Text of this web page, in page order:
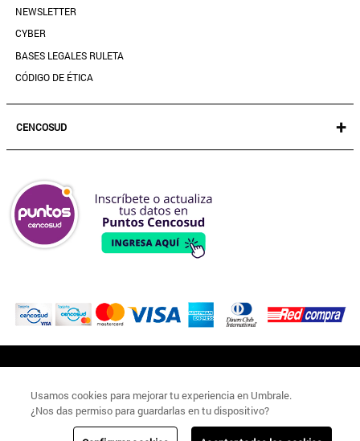
PREGUNTAS FRECUENTES
NEWSLETTER
CYBER
BASES LEGALES RULETA
CÓDIGO DE ÉTICA
CENCOSUD +
SEGURO CENCOSUD
VENTA EMPRESA
PARIS
EASY
SIGUENOS
#UMBRALECHILE
Usamos cookies para mejorar tu experiencia en Umbrale.
¿Nos das permiso para guardarlas en tu dispositivo?